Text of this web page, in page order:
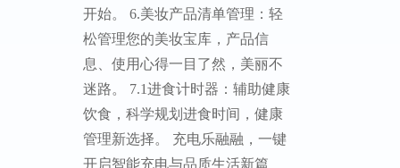
开始。 6.‌美妆产品清单管理‌：轻
松管理您的美妆宝库，产品信
息、使用心得一目了然，美丽不
迷路。 ‌7.1进食计时器‌：辅助健康
饮食，科学规划进食时间，健康
管理新选择。 充电乐融融，一键
开启智能充电与品质生活新篇